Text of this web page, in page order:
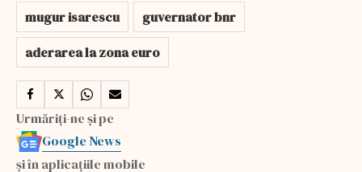
mugur isarescu
guvernator bnr
aderarea la zona euro
Urmăriți-ne și pe
Google News
și în aplicațiile mobile